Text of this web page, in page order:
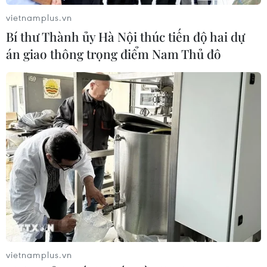
Tàu chở hàng của Thổ Nhĩ Kỳ bị tấn
công trên Biển Đen
04/08/2026 05:54
Vì sao Google khiến Mỹ và
EU đối đầu về chủ quyền số?
04/08/2026 04:13
Xem thêm
CƠ QUAN CHỦ QUẢN: THÔNG TẤN XÃ VIỆT NAM
vietnamplus.vn
Bí thư Thành ủy Hà Nội thúc tiến độ hai dự
án giao thông trọng điểm Nam Thủ đô
vietnamplus.vn